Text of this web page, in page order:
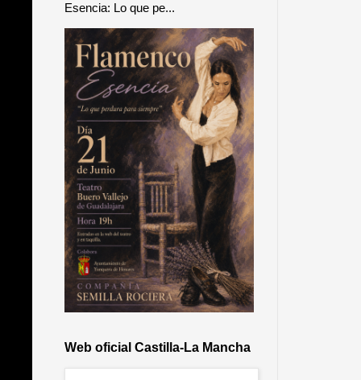
Esencia: Lo que pe...
Web oficial Castilla-La Mancha